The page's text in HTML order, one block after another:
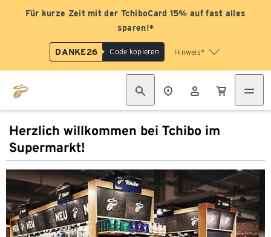
Für kurze Zeit mit der TchiboCard 15% auf fast alles
sparen!*
DANKE26 Code kopieren Hinweis*
Herzlich willkommen bei Tchibo im
Supermarkt!